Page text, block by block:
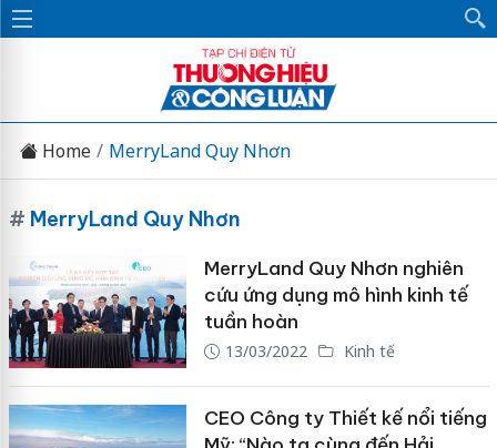
Home MerryLand Quy Nhơn
# MerryLand Quy Nhơn
MerryLand Quy Nhơn nghiên
cứu ứng dụng mô hình kinh tế
tuần hoàn
13/03/2022 Kinh tế
CEO Công ty Thiết kế nổi tiếng